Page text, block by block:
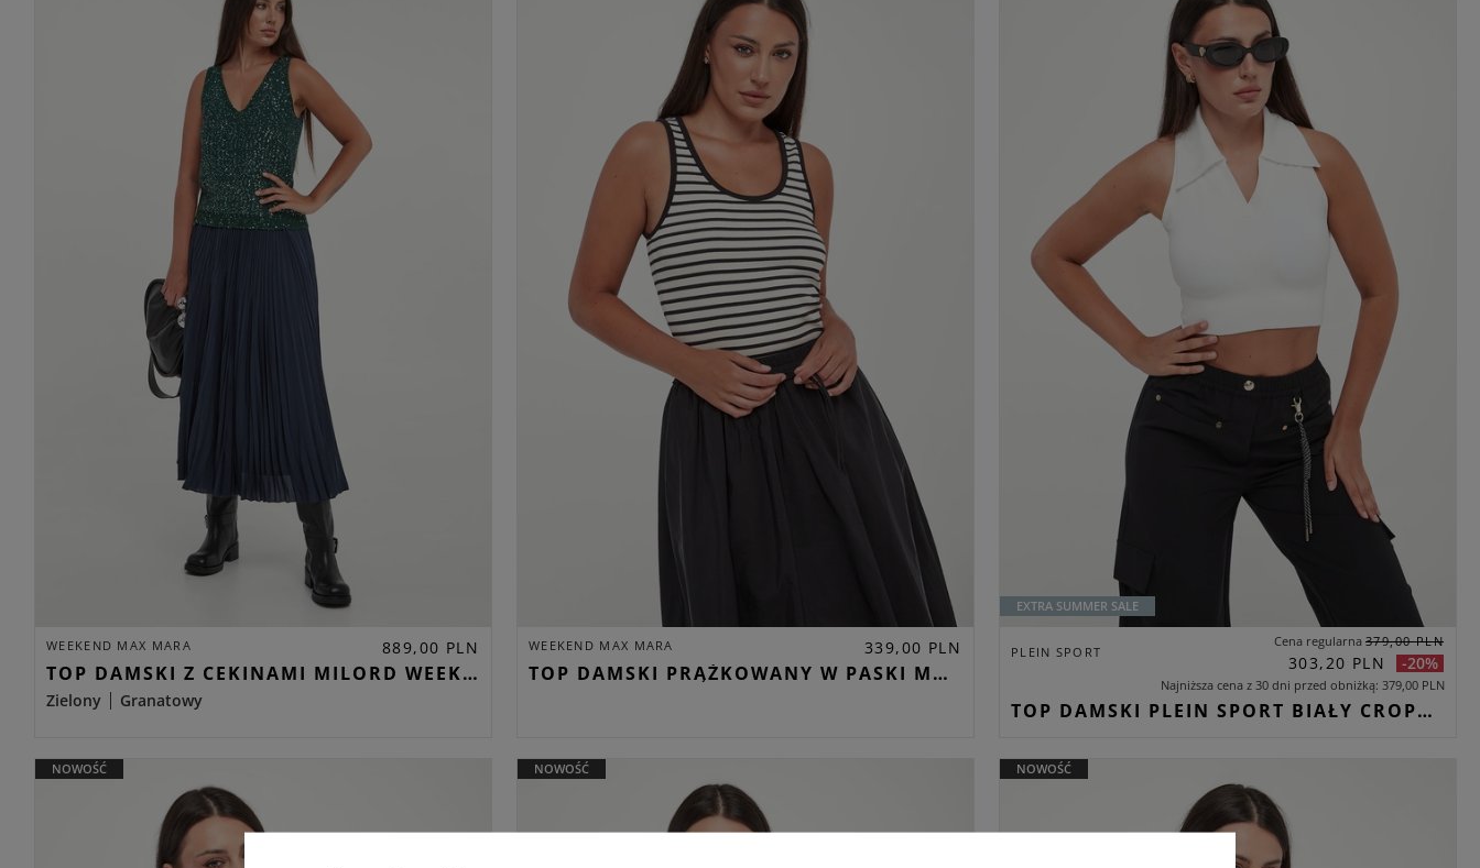
WEEKEND MAX MARA 889,00 PLN
TOP DAMSKI Z CEKINAMI MILORD WEEKEND MAX MARA ZIELONY REGULAR
Zielony Granatowy
WEEKEND MAX MARA 339,00 PLN
TOP DAMSKI PRĄŻKOWANY W PASKI MULTIK WEEKEND MAX MARA BIAŁY SLIM
EXTRA SUMMER SALE
PLEIN SPORT
Cena regularna 379,00 PLN
303,20 PLN -20%
Najniższa cena z 30 dni przed obniżką 379,00 PLN
TOP DAMSKI PLEIN SPORT BIAŁY CROPPED
NOWOŚĆ NOWOŚĆ NOWOŚĆ